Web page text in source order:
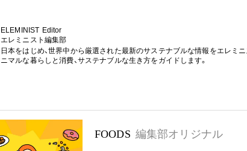
ELEMINIST Editor
エレミニスト編集部
日本をはじめ、世界中から厳選された最新のサステナブルな情報をエレミ
ニマルな暮らしと消費、サステナブルな生き方をガイドします。
FOODS 編集部オリジナル